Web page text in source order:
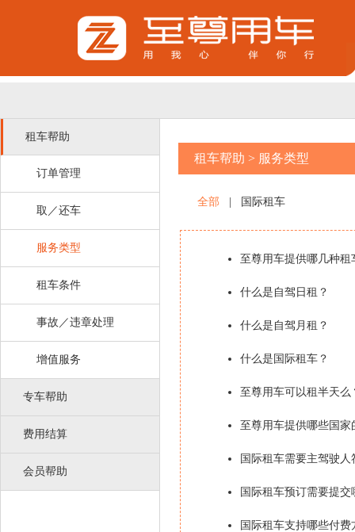
租车帮助
订单管理
取／还车
服务类型
租车条件
事故／违章处理
增值服务
专车帮助
费用结算
会员帮助
租车帮助 > 服务类型
全部 国际租车
至尊用车提供哪几种租
什么是自驾日租？
什么是自驾月租？
什么是国际租车？
至尊用车可以租半天么
至尊用车提供哪些国
国际租车需要主驾驶
国际租车预订需要提交
国际租车支持哪些付